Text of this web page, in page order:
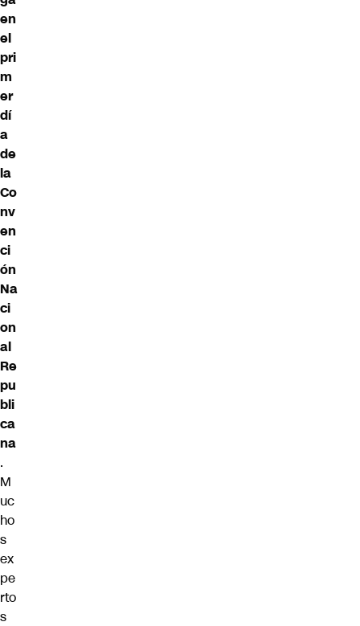
en
el
pri
m
er
dí
a
de
la
Co
nv
en
ci
ón
Na
ci
on
al
Re
pu
bli
ca
na
.
M
uc
ho
s
ex
pe
rto
s